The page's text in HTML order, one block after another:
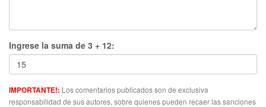
Ingrese la suma de 3 + 12:
IMPORTANTE!: Los comentarios publicados son de exclusiva
responsabilidad de sus autores, sobre quienes pueden recaer las sanciones